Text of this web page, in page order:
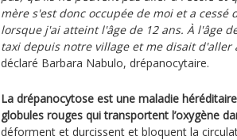
mère s'est donc occupée de moi et a
lorsque j'ai atteint l'âge de 12 ans. À l'âge
taxi depuis notre village et me disait d'aller
déclaré Barbara Nabulo, drépanocytaire.
La drépanocytose est une maladie
globules rouges qui transportent l’oxygène
déforment et durcissent et bloquent la